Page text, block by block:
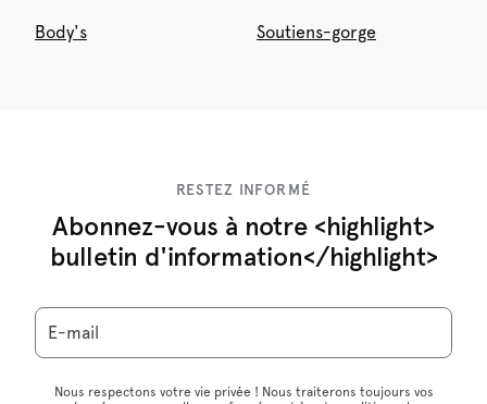
Body's Soutiens-gorge
RESTEZ INFORMÉ
Abonnez-vous à notre <highlight>
bulletin d'information</highlight>
E-mail
Nous respectons votre vie privée ! Nous traiterons toujours vos